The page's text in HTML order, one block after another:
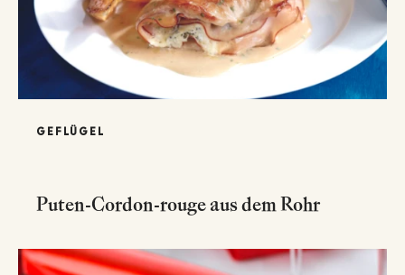
GEFLÜGEL
Puten-Cordon-rouge aus dem Rohr